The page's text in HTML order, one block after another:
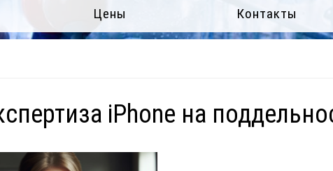
Цены Контакты
iPhone на